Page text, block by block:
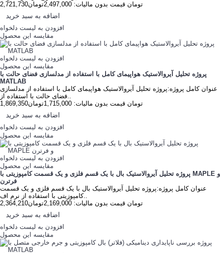
2,721,730تومان قیمت بدون مالیات: 2,497,000تومان
اضافه به سبد خرید
افزودن به لیست دلخواه
مقایسه این محصول
افزودن به لیست دلخواه
مقایسه این محصول
پروژه تحلیل آیروالاستیک هواپیمای کامل با استفاده از مدلسازی فضای حالت با
MATLAB
عنوان کامل پروژه:پروژه تحلیل آیروالاستیک هواپیمای کامل با استفاده از مدلسازی
فضای حالت با استفاده از..
1,869,350تومان قیمت بدون مالیات: 1,715,000تومان
اضافه به سبد خرید
افزودن به لیست دلخواه
مقایسه این محصول
افزودن به لیست دلخواه
مقایسه این محصول
پروژه تحلیل آیروالاستیک بال با یک قسم فلزی و یک قسمت کامپوزیتی با MAPLE و
فرترن
عنوان کامل پروژه:پروژه تحلیل آیروالاستیک بال با یک قسم فلزی و یک قسمت
کامپوزیتی با استفاده از نرم اف..
2,364,210تومان قیمت بدون مالیات: 2,169,000تومان
اضافه به سبد خرید
افزودن به لیست دلخواه
مقایسه این محصول